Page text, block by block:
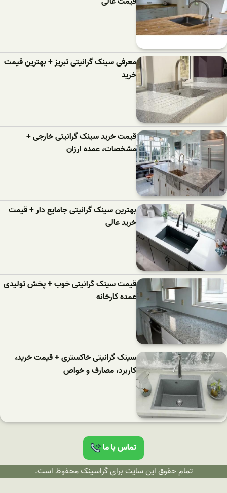
معرفی سینک گرانیتی تبریز + بهترین قیمت
خرید
قیمت خرید سینک گرانیتی خارجی +
مشخصات، عمده ارزان
بهترین سینک گرانیتی جامایع دار + قیمت
خرید عالی
قیمت سینک گرانیتی خوب + پخش تولیدی
عمده کارخانه
سینک گرانیتی خاکستری + قیمت خرید،
کاربرد، مصارف و خواص
تماس با ما
تمام حقوق این سایت برای گراسینک محفوظ است.